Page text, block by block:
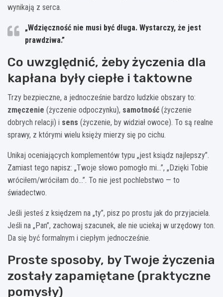
wynikają z serca.
„Wdzięczność nie musi być długa. Wystarczy, że jest
prawdziwa.”
Co uwzględnić, żeby życzenia dla
kapłana były ciepłe i taktowne
Trzy bezpieczne, a jednocześnie bardzo ludzkie obszary to:
zmęczenie (życzenie odpoczynku), samotność (życzenie
dobrych relacji) i sens (życzenie, by widział owoce). To są realne
sprawy, z którymi wielu księży mierzy się po cichu.
Unikaj oceniających komplementów typu „jest ksiądz najlepszy”.
Zamiast tego napisz: „Twoje słowo pomogło mi…”, „Dzięki Tobie
wróciłem/wróciłam do…”. To nie jest pochlebstwo — to
świadectwo.
Jeśli jesteś z księdzem na „ty”, pisz po prostu jak do przyjaciela.
Jeśli na „Pan”, zachowaj szacunek, ale nie uciekaj w urzędowy ton.
Da się być formalnym i ciepłym jednocześnie.
Proste sposoby, by Twoje życzenia
zostały zapamiętane (praktyczne
pomysły)